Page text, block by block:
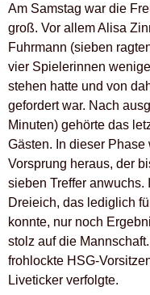
Am Samstag war die
groß. Vor allem Alisa
Fuhrmann (sieben
vier Spielerinnen
stehen hatte und von
gefordert war. Nach
Minuten) gehörte das
Gästen. In dieser
Vorsprung heraus, der
sieben Treffer
Dreieich, das lediglich
konnte, nur noch
stolz auf die
frohlockte HSG-
Liveticker verfolgte.